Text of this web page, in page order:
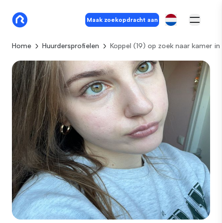
Maak zoekopdracht aan
Home Huurdersprofielen Koppel (19) op zoek naar kamer